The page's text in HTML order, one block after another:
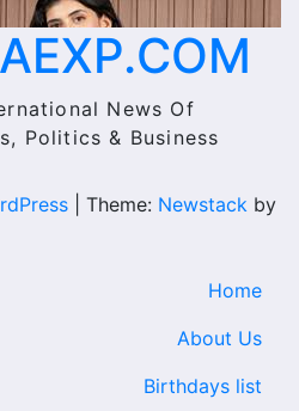
News Of
Politics & Business
Theme: Newstack by
Home
About Us
Birthdays list